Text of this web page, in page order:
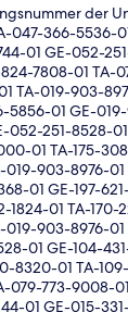
der
047-366-5536-
01 GE-052-
7808-01 TA-
TA-019-903-
5856-01 GE-
052-251-8528-
01 TA-175-
019-903-8976-
01 GE-197-
1824-01 TA-
019-903-8976-
01 GE-104-
8320-01 TA-
079-773-9008-
01 GE-015-